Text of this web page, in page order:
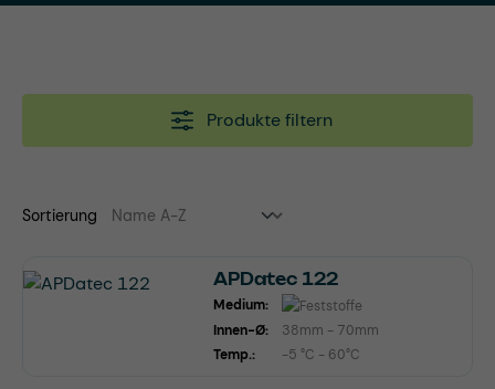
Produkte filtern
Sortierung
APDatec 122
Medium:
Innen-Ø:
38mm - 70mm
Temp.:
-5 °C - 60°C